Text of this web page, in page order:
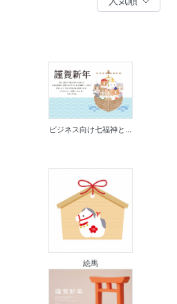
ビジネス向け七福神と...
絵馬